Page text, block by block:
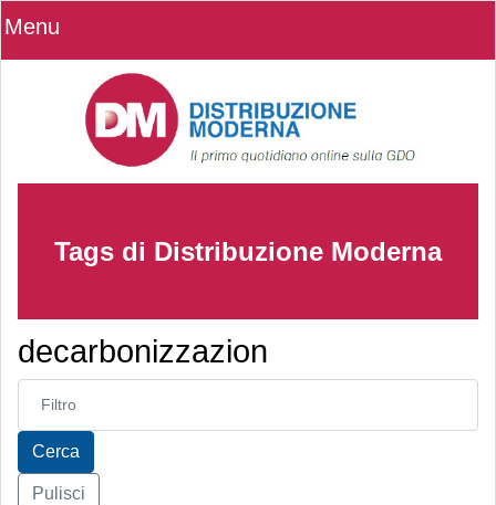
Menu
Tags di Distribuzione Moderna
decarbonizzazion
Inserisci parte del titolo
Cerca
Pulisci